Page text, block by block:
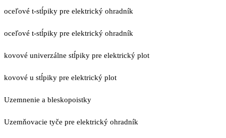
oceľové t-stĺpiky pre elektrický ohradník
oceľové t-stĺpiky pre elektrický ohradník
kovové univerzálne stĺpiky pre elektrický plot
kovové u stĺpiky pre elektrický plot
Uzemnenie a bleskopoistky
Uzemňovacie tyče pre elektrický ohradník